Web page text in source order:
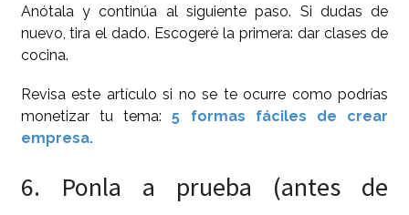
Anótala y continúa al siguiente paso. Si dudas de
nuevo, tira el dado. Escogeré la primera: dar clases de
cocina.
Revisa este artículo si no se te ocurre como podrías
monetizar tu tema:5 formas fáciles de crear
empresa.
6. Ponla a prueba (antes de